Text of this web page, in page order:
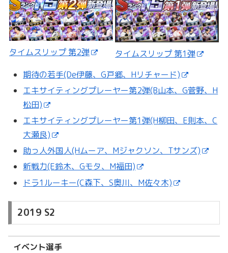
タイムスリップ 第2弾
タイムスリップ 第1弾
期待の若手(De伊藤、G戸郷、Hリチャード)
エキサイティングプレーヤー第2弾(B山本、G菅野、H
松田)
エキサイティングプレーヤー第1弾(H柳田、E則本、C
大瀬良)
助っ人外国人(Hムーア、Mジャクソン、Tサンズ)
新戦力(E鈴木、Gモタ、M福田)
ドラ1ルーキー(C森下、S奥川、M佐々木)
2019 S2
イベント選手